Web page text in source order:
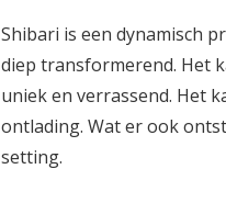
Shibari is een dynamisch
diep transformerend. Het
uniek en verrassend. Het
ontlading. Wat er ook
setting.